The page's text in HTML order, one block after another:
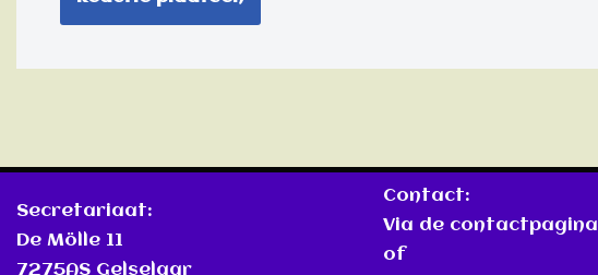
Secretariaat:
De Mölle 11
7275AS Gelselaar
Contact:
Via de contactpagina
of